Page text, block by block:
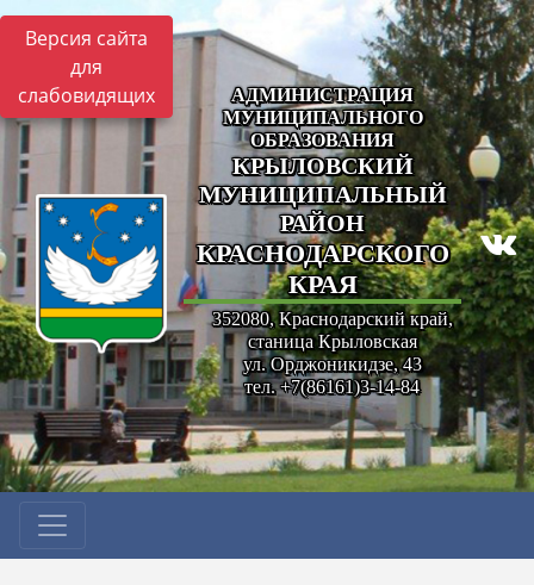
Версия сайта
для
слабовидящих
АДМИНИСТРАЦИЯ
МУНИЦИПАЛЬНОГО
ОБРАЗОВАНИЯ
КРЫЛОВСКИЙ
МУНИЦИПАЛЬНЫЙ
РАЙОН
КРАСНОДАРСКОГО
КРАЯ
352080, Краснодарский край,
станица Крыловская
ул. Орджоникидзе, 43
тел. +7(86161)3-14-84